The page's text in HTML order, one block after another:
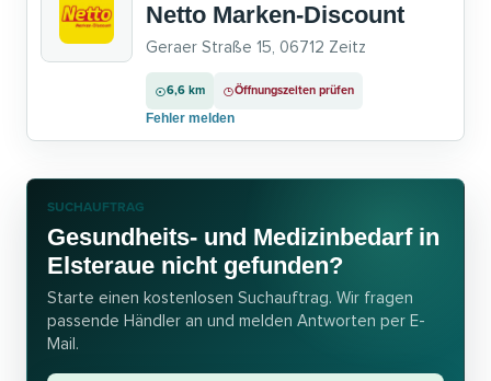
Netto Marken-Discount
Geraer Straße 15, 06712 Zeitz
6,6 km Öffnungszeiten prüfen
Fehler melden
SUCHAUFTRAG
Gesundheits- und Medizinbedarf in
Elsteraue nicht gefunden?
Starte einen kostenlosen Suchauftrag. Wir fragen
passende Händler an und melden Antworten per E-
Mail.